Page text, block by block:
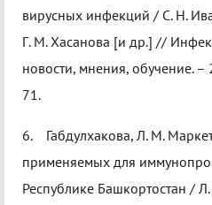
вирусных инфекций / С. Н.
Г. М. Хасанова [и др.] //
новости, мнения, обучение.
71.
6. Габдулхакова, Л. М.
применяемых для
Республике Башкортостан /